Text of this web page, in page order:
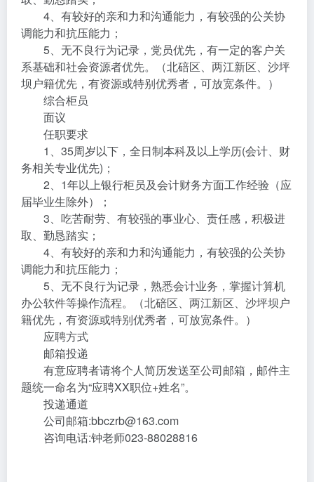
4、有较好的亲和力和沟通能力，有较强的公关协
调能力和抗压能力；
5、无不良行为记录，党员优先，有一定的客户关
系基础和社会资源者优先。（北碚区、两江新区、沙坪
坝户籍优先，有资源或特别优秀者，可放宽条件。）
综合柜员
面议
任职要求
1、35周岁以下，全日制本科及以上学历(会计、财
务相关专业优先)；
2、1年以上银行柜员及会计财务方面工作经验（应
届毕业生除外）；
3、吃苦耐劳、有较强的事业心、责任感，积极进
取、勤恳踏实；
4、有较好的亲和力和沟通能力，有较强的公关协
调能力和抗压能力；
5、无不良行为记录，熟悉会计业务，掌握计算机
办公软件等操作流程。（北碚区、两江新区、沙坪坝户
籍优先，有资源或特别优秀者，可放宽条件。）
应聘方式
邮箱投递
有意应聘者请将个人简历发送至公司邮箱，邮件主
题统一命名为“应聘XX职位+姓名”。
投递通道
公司邮箱:bbczrb@163.com
咨询电话:钟老师023-88028816